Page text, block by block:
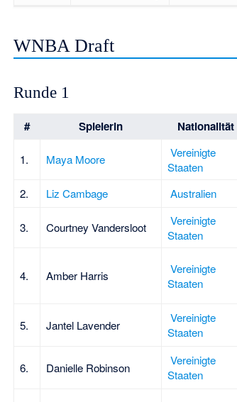
WNBA Draft
Runde 1
# Spielerin Nationalität
1. Maya Moore
Vereinigte
Staaten
2. Liz Cambage Australien
3. Courtney Vandersloot
Vereinigte
Staaten
4. Amber Harris
Vereinigte
Staaten
5. Jantel Lavender
Vereinigte
Staaten
6. Danielle Robinson
Vereinigte
Staaten